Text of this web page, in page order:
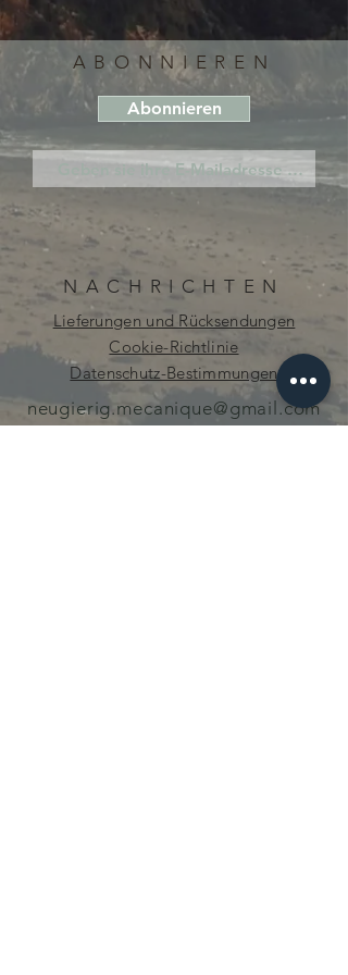
ABONNIEREN
Abonnieren
NACHRICHTEN
Lieferungen und Rücksendungen
Cookie-Richtlinie
Datenschutz-Bestimmungen
neugierig.mecanique@gmail.com